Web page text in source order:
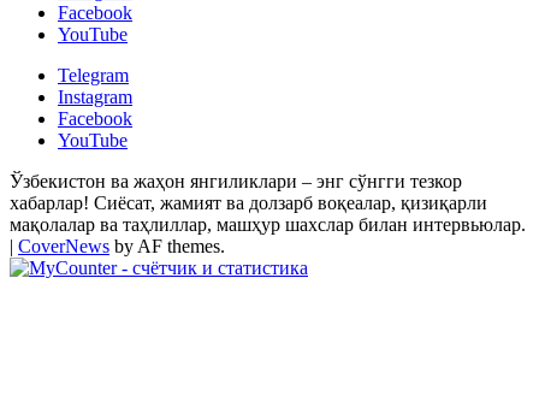
Facebook
YouTube
Telegram
Instagram
Facebook
YouTube
Ўзбекистон ва жаҳон янгиликлари – энг сўнгги тезкор
хабарлар! Сиёсат, жамият ва долзарб воқеалар, қизиқарли
мақолалар ва таҳлиллар, машҳур шахслар билан интервьюлар.
| CoverNews by AF themes.